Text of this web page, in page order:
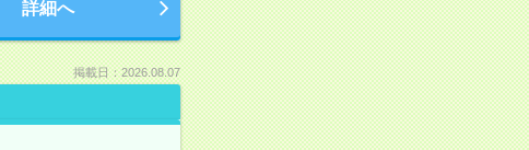
詳細へ
掲載日：2026.08.07